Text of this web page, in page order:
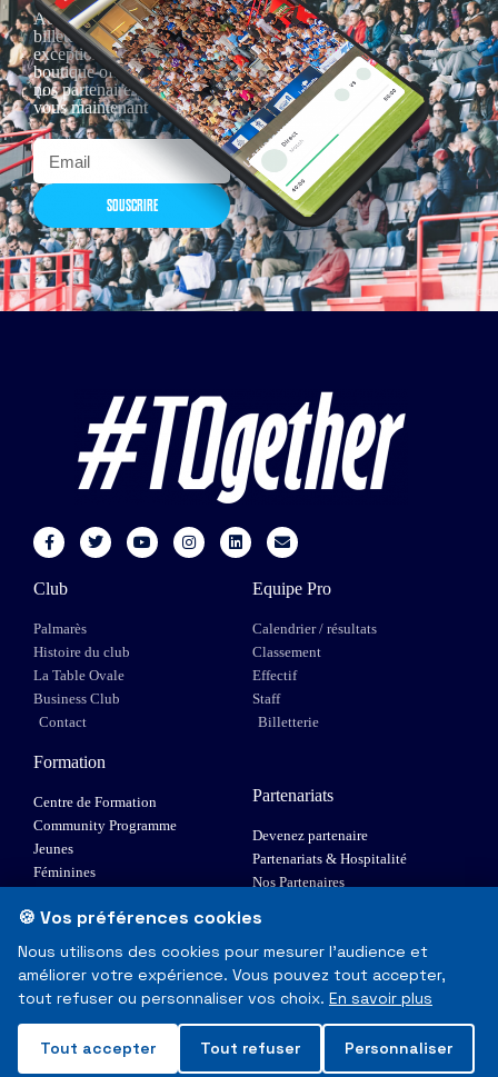
Actualités, nouveautés,
billetterie, remises
exceptionnelles dans la
boutique officielles & chez
nos partenaires… Inscrivez-
vous maintenant
SOUSCRIRE
Club
Palmarès
Histoire du club
La Table Ovale
Business Club
Contact
Equipe Pro
Calendrier / résultats
Classement
Effectif
Staff
Billetterie
Formation
Centre de Formation
Community Programme
Jeunes
Féminines
Elite 1
Partenariats
Devenez partenaire
Partenariats & Hospitalité
Nos Partenaires
© Toulouse Olympique XIII - Tous droits réservés
Mentions Légales & RGPD
Made with❤in Toulouse
🍪 Vos préférences cookies
Nous utilisons des cookies pour mesurer l'audience et
améliorer votre expérience. Vous pouvez tout accepter,
tout refuser ou personnaliser vos choix. En savoir plus
Tout accepter Tout refuser Personnaliser